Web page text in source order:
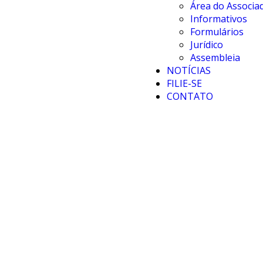
Área do
Informativos
Formulários
Jurídico
Assembleia
NOTÍCIAS
FILIE-SE
CONTATO